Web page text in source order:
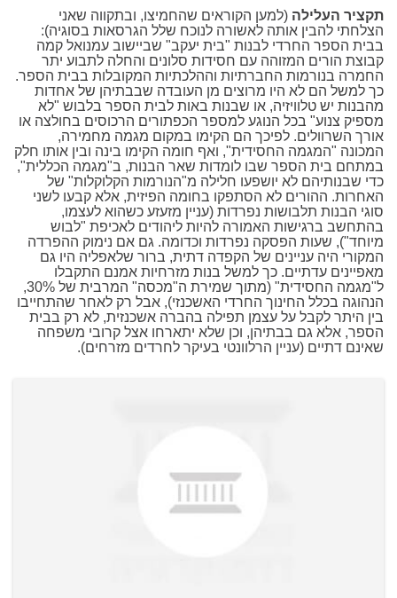
תקציר העלילה (למען הקוראים שהחמיצו, ובתקווה שאני
הצלחתי להבין אותה לאשורה לנוכח שלל הגרסאות בסוגיה):
בבית הספר החרדי לבנות "בית יעקב" שביישוב עמנואל קמה
קבוצת הורים המזוהה עם חסידות סלונים והחלה לתבוע יתר
החמרה בנורמות החברתיות וההלכתיות המקובלות בבית הספר.
כך למשל הם לא היו מרוצים מן העובדה שבבתיהן של אחדות
מהבנות יש טלוויזיה, או שבנות באות לבית הספר בלבוש "לא
מספיק צנוע" בכל הנוגע למספר הכפתורים הרכוסים בחולצה או
אורך השרוולים. לפיכך הם הקימו במקום מגמה מחמירה,
המכונה "המגמה החסידית", ואף חומה הקימו בינה ובין אותו חלק
במתחם בית הספר שבו לומדות שאר הבנות, ב"מגמה הכללית",
כדי שבנותיהם לא יושפעו חלילה מ"הנורמות הקלוקלות" של
האחרות. ההורים לא הסתפקו בחומה הפיזית, אלא קבעו לשני
סוגי הבנות תלבושות נפרדות (עניין מזעזע כשהוא לעצמו,
בהתחשב ברגישות האמורה להיות ליהודים לאכיפת "לבוש
מיוחד"), שעות הפסקה נפרדות וכדומה. גם אם נימוק ההפרדה
המקורי היה עניינים של הקפדה דתית, ברור שלאפליה היו גם
מאפיינים עדתיים. כך למשל בנות מזרחיות אמנם התקבלו
ל"מגמה החסידית" (מתוך שמירת ה"מכסה" המרבית של 30%,
הנהוגה בכלל החינוך החרדי האשכנזי), אבל רק לאחר שהתחייבו
בין היתר לקבל על עצמן תפילה בהברה אשכנזית, לא רק בבית
הספר, אלא גם בבתיהן, וכן שלא יתארחו אצל קרובי משפחה
שאינם דתיים (עניין הרלוונטי בעיקר לחרדים מזרחים).